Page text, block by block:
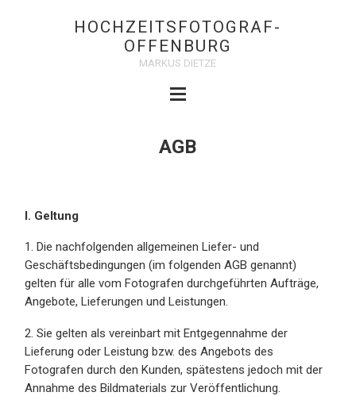
HOCHZEITSFOTOGRAF-
OFFENBURG
MARKUS DIETZE
AGB
I. Geltung
1. Die nachfolgenden allgemeinen Liefer- und
Geschäftsbedingungen (im folgenden AGB genannt)
gelten für alle vom Fotografen durchgeführten Aufträge,
Angebote, Lieferungen und Leistungen.
2. Sie gelten als vereinbart mit Entgegennahme der
Lieferung oder Leistung bzw. des Angebots des
Fotografen durch den Kunden, spätestens jedoch mit der
Annahme des Bildmaterials zur Veröffentlichung.